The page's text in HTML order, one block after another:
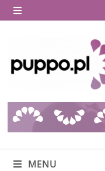
Skip
to
MENU
MENU